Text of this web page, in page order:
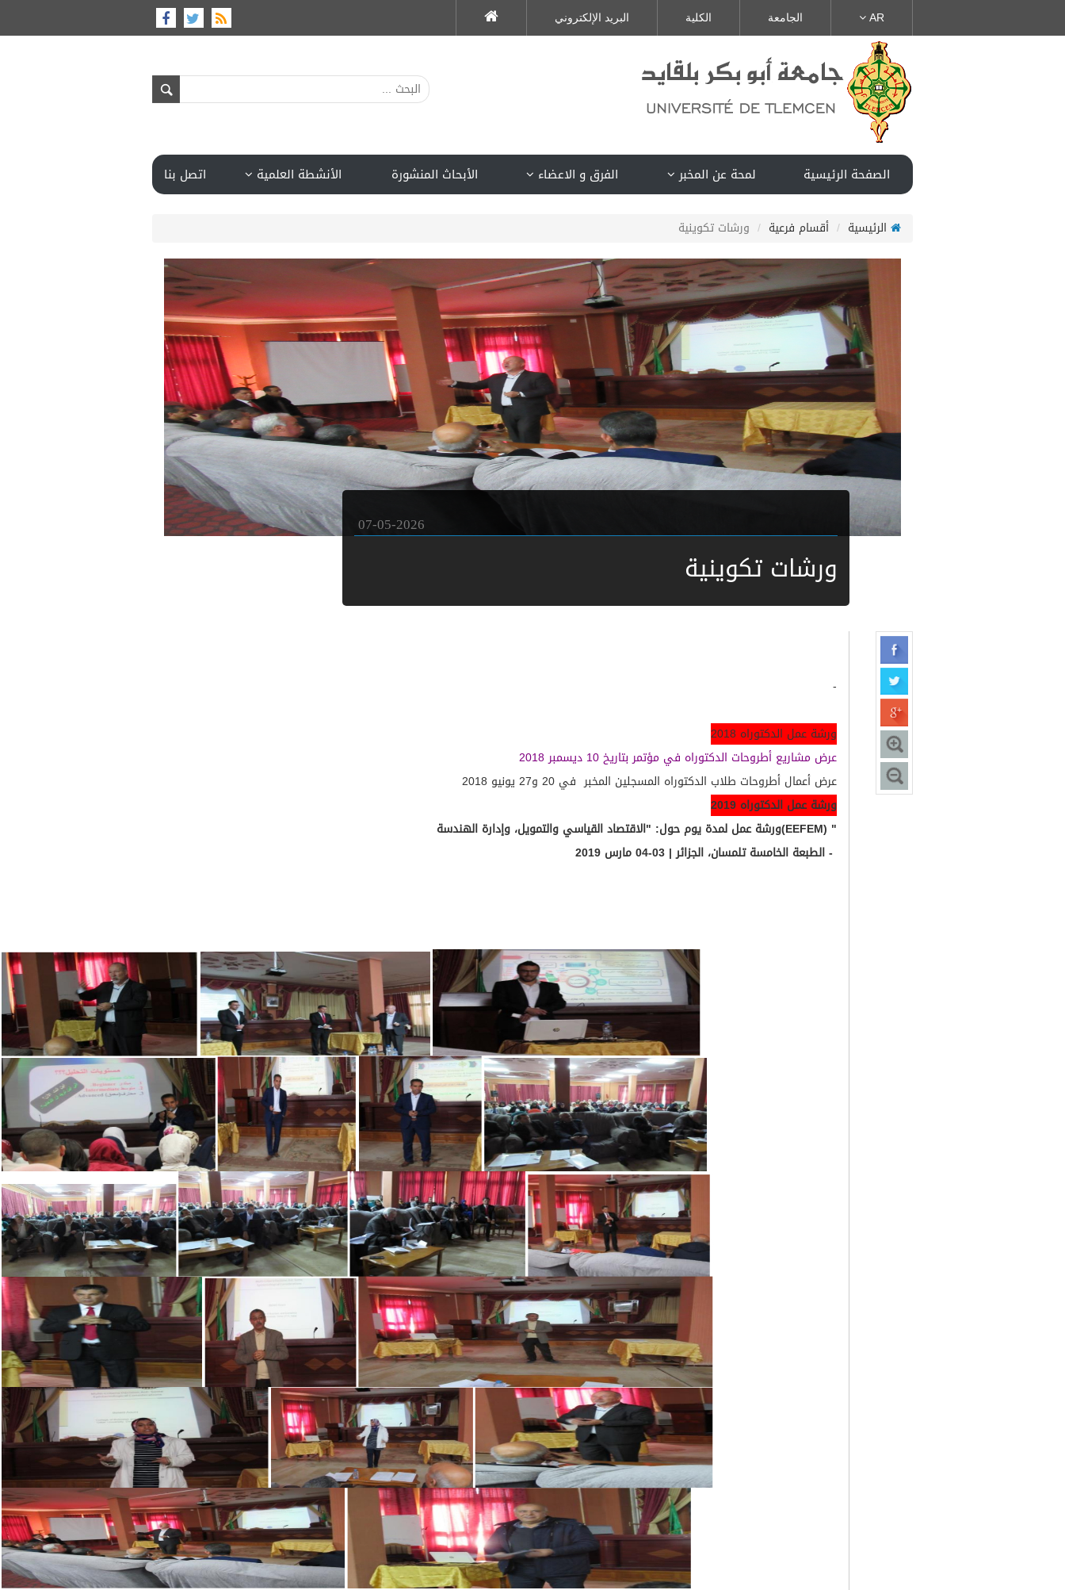
AR الجامعة الكلية البريد الإلكتروني
الصفحة الرئيسية لمحة عن المخبر الفرق و الاعضاء الأبحاث المنشورة الأنشطة العلمية اتصل بنا
الرئيسية أقسام فرعية ورشات تكوينية
07-05-2026
ورشات تكوينية
-
ورشة عمل الدكتوراه 2018
عرض مشاريع أطروحات الدكتوراه في مؤتمر بتاريخ 10 ديسمبر 2018
عرض أعمال أطروحات طلاب الدكتوراه المسجلين المخبر في 20 و27 يونيو 2018
ورشة عمل الدكتوراه 2019
" (EEFEM)ورشة عمل لمدة يوم حول: "الاقتصاد القياسي والتمويل، وإدارة الهندسة
- الطبعة الخامسة تلمسان، الجزائر | 03-04 مارس 2019